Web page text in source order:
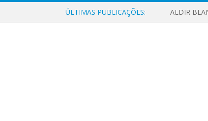
ÚLTIMAS PUBLICAÇÕES: ALDIR